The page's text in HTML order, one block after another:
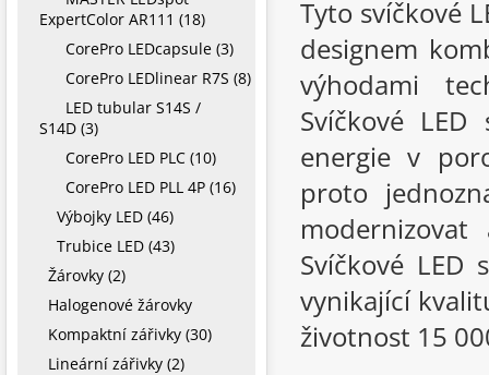
Tyto svíčkové
designem
výhodami
Svíčkové
energie v
proto
Svíčkové LED
vynikající
životnost 15
ExpertColor AR111 (18)
CorePro LEDcapsule (3)
CorePro LEDlinear R7S (8)
LED tubular S14S /
S14D (3)
CorePro LED PLC (10)
CorePro LED PLL 4P (16)
Výbojky LED (46)
Trubice LED (43)
Žárovky (2)
Halogenové žárovky
Kompaktní zářivky (30)
Lineární zářivky (2)